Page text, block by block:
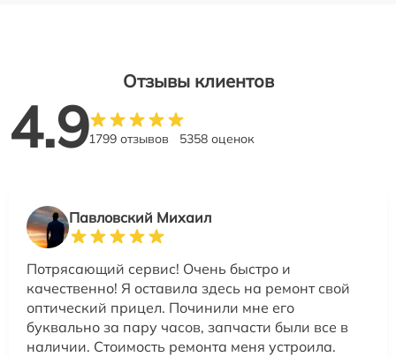
Отзывы клиентов
4.91799 отзывов 5358 оценок
Павловский Михаил
Потрясающий сервис! Очень быстро и
качественно! Я оставила здесь на ремонт свой
оптический прицел. Починили мне его
буквально за пару часов, запчасти были все в
наличии. Стоимость ремонта меня устроила.